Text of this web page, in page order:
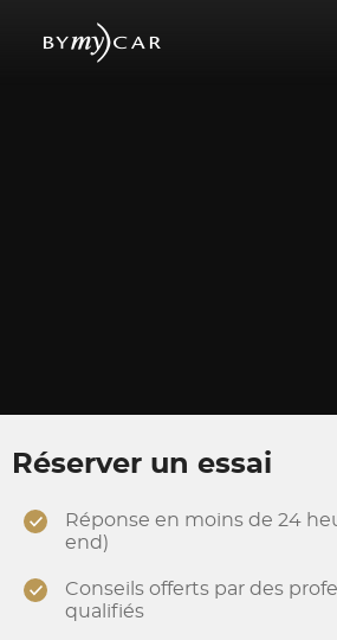
Réserver un essai
Réponse en moins de 24
end)
Conseils offerts par des
qualifiés